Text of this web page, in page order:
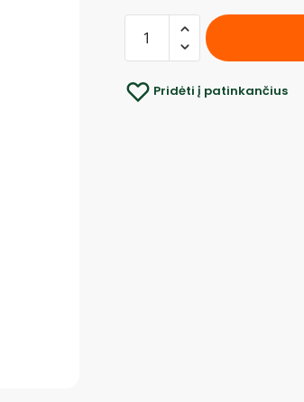
Pridėti į patinkančius